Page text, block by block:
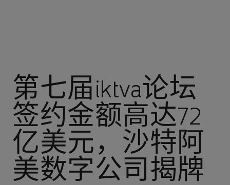
第七届iktva论坛
签约金额高达72
亿美元，沙特阿
美数字公司揭牌